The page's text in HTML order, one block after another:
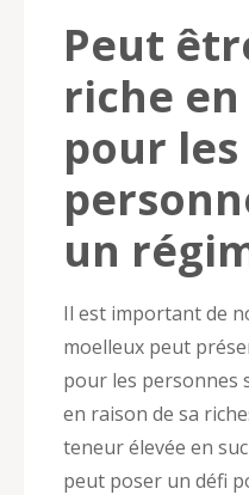
Peut
riche
pour les
un
Il est important de
moelleux peut
pour les personnes
en raison de sa
teneur élevée en
peut poser un défi